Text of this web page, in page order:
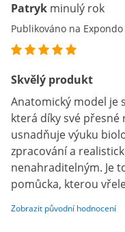
Patryk minulý rok
Publikováno na
Skvělý produkt
Anatomický model je
která díky své
usnadňuje výuku
zpracování a
nenahraditelným. Je
pomůcka, kterou
Zobrazit původní hodnocení